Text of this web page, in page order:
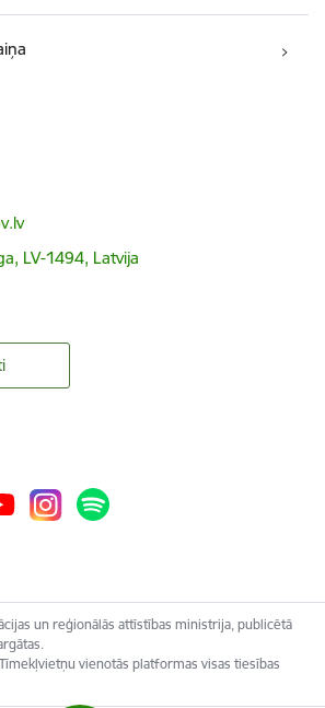
LV-1494, Latvija
un reģionālās attīstības ministrija, publicētā
vienotās platformas visas tiesības